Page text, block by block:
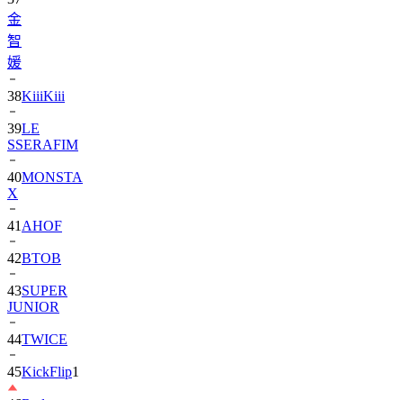
智
媛
38
39LE
SSERAFIM
40MONSTA
X
41
42 BTOB
43SUPER
JUNIOR
44TWICE
45KickFlip
46Red
Velvet